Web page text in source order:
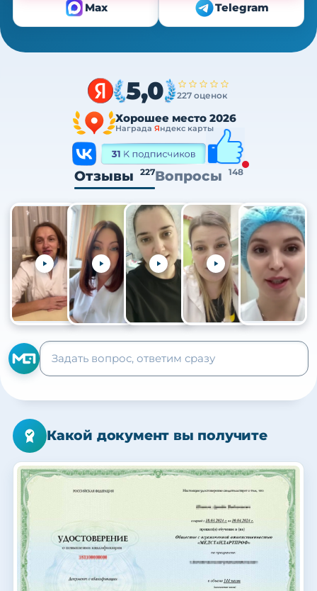
Max Telegram
5,0 227 оценок
Хорошее место 2026
Награда Яндекс карты
Отзывы 227Вопросы 148
+105
Какой документ вы получите